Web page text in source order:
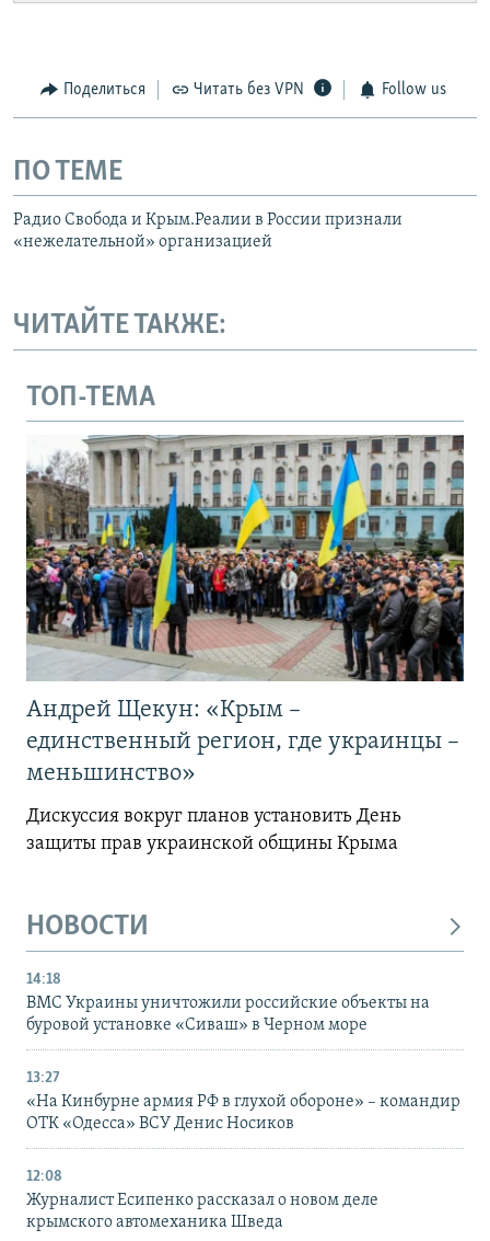
Поделиться Читать без VPN Follow us
ПО ТЕМЕ
Радио Свобода и Крым.Реалии в России признали
«нежелательной» организацией
ЧИТАЙТЕ ТАКЖЕ:
ТОП-ТЕМА
Андрей Щекун: «Крым –
единственный регион, где украинцы –
меньшинство»
Дискуссия вокруг планов установить День
защиты прав украинской общины Крыма
НОВОСТИ
14:18
ВМС Украины уничтожили российские объекты на
буровой установке «Сиваш» в Черном море
13:27
«На Кинбурне армия РФ в глухой обороне» – командир
ОТК «Одесса» ВСУ Денис Носиков
12:08
Журналист Есипенко рассказал о новом деле
крымского автомеханика Шведа